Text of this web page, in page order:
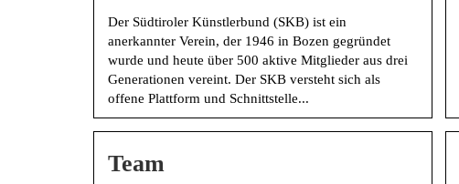
Der Südtiroler Künstlerbund (SKB) ist ein
anerkannter Verein, der 1946 in Bozen gegründet
wurde und heute über 500 aktive Mitglieder aus drei
Generationen vereint. Der SKB versteht sich als
offene Plattform und Schnittstelle...
Team